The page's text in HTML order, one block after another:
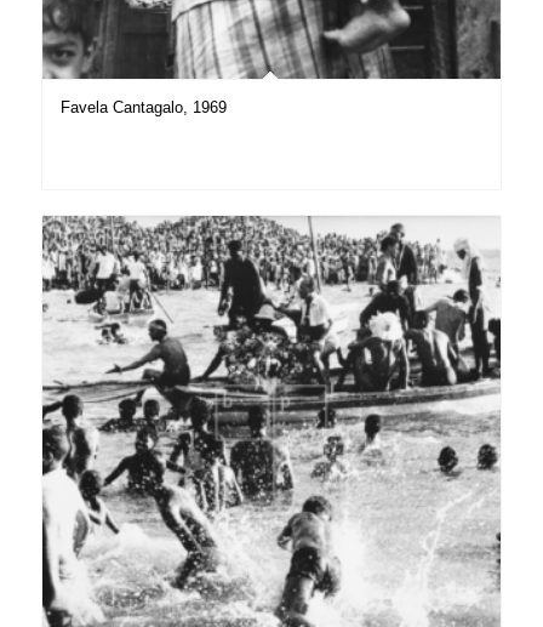
Favela Cantagalo, 1969